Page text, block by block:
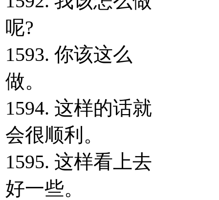
呢?
1593. 你该这么
做。
1594. 这样的话就
会很顺利。
1595. 这样看上去
好一些。